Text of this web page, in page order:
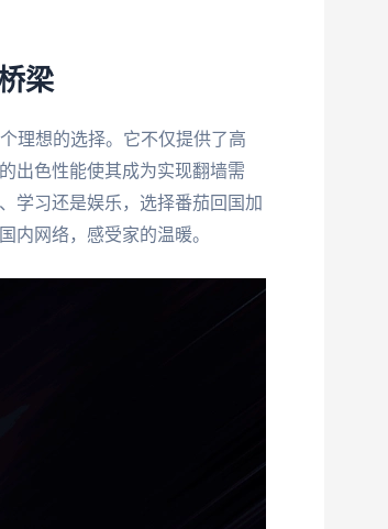
梁
理想的选择。它不仅提供了高
出色性能使其成为实现翻墙需
学习还是娱乐，选择番茄回国加
内网络，感受家的温暖。